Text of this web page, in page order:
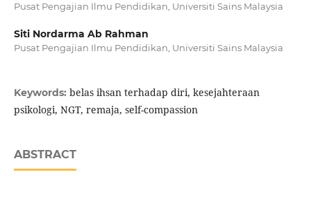
Pusat Pengajian Ilmu Pendidikan, Universiti Sains Malaysia
Siti Nordarma Ab Rahman
Pusat Pengajian Ilmu Pendidikan, Universiti Sains Malaysia
Keywords: belas ihsan terhadap diri, kesejahteraan
psikologi, NGT, remaja, self-compassion
ABSTRACT